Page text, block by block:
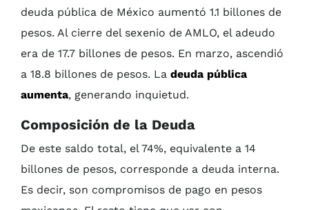
deuda pública de México aumentó 1.1 billones de
pesos. Al cierre del sexenio de AMLO, el adeudo
era de 17.7 billones de pesos. En marzo, ascendió
a 18.8 billones de pesos. La deuda pública
aumenta, generando inquietud.
Composición de la Deuda
De este saldo total, el 74%, equivalente a 14
billones de pesos, corresponde a deuda interna.
Es decir, son compromisos de pago en pesos